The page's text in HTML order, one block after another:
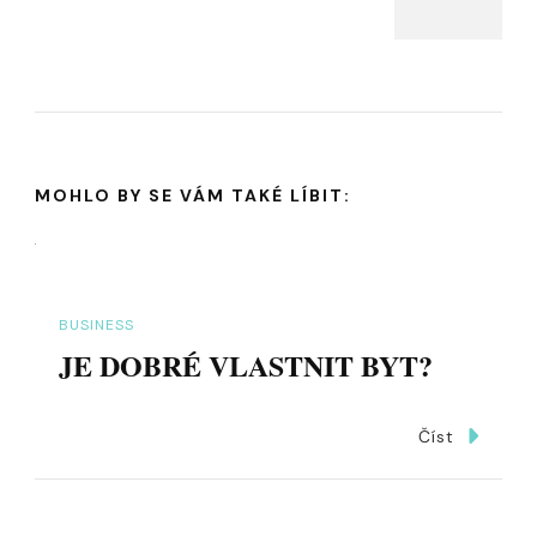
MOHLO BY SE VÁM TAKÉ LÍBIT:
BUSINESS
JE DOBRÉ VLASTNIT BYT?
Číst